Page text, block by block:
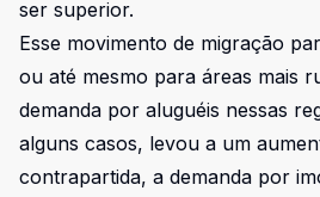
ser superior.
Esse movimento de migração
ou até mesmo para áreas mais
demanda por aluguéis nessas
alguns casos, levou a um
contrapartida, a demanda por